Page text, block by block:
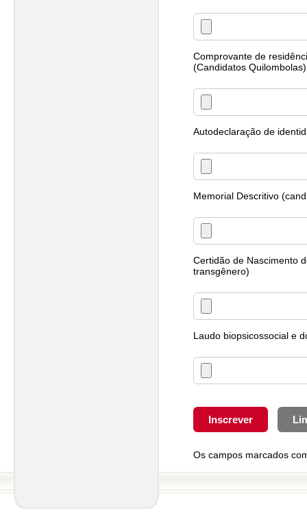
Comprovante de
(Candidatos Quilombolas)
Autodeclaração de
Memorial Descritivo
Certidão de Nascimento
transgênero)
Laudo biopsicossocial e
Os campos marcados